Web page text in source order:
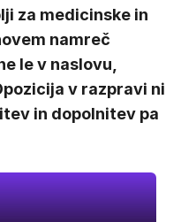
za medicinske in
namreč
le v naslovu,
v razpravi ni
in dopolnitev pa